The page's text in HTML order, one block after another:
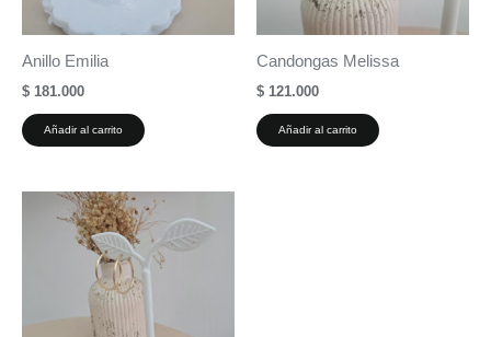
Anillo Emilia
$ 181.000
Añadir al carrito
Candongas Melissa
$ 121.000
Añadir al carrito